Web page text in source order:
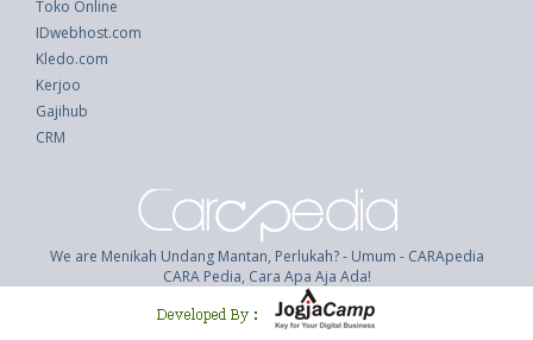
Toko Online
IDwebhost.com
Kledo.com
Kerjoo
Gajihub
CRM
We are Menikah Undang Mantan, Perlukah? - Umum - CARApedia
CARA Pedia, Cara Apa Aja Ada!